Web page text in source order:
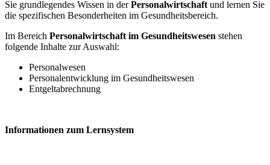
Sie grundlegendes Wissen in derPersonalwirtschaftund lernen Sie
die spezifischen Besonderheiten im Gesundheitsbereich.
Im Bereich Personalwirtschaft im Gesundheitswesen stehen
folgende Inhalte zur Auswahl:
Personalwesen
Personalentwicklung im Gesundheitswesen
Entgeltabrechnung
Informationen zum Lernsystem